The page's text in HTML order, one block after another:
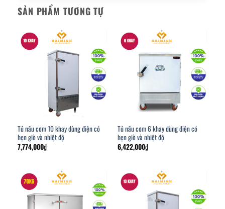
SẢN PHẨM TƯƠNG TỰ
Tủ nấu cơm 10 khay dùng điện có
hẹn giờ và nhiệt độ
7,774,000₫
Tủ nấu cơm 6 khay dùng điện có
hẹn giờ và nhiệt độ
6,422,000₫